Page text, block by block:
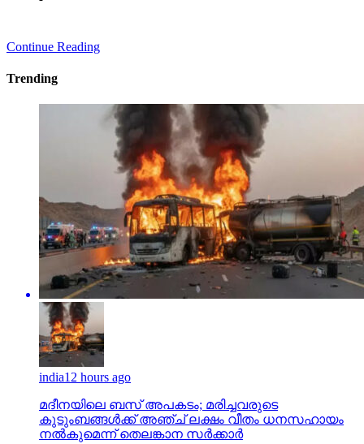
Continue Reading
Trending
india12 hours ago
മദീനയിലെ ബസ് അപകടം; മരിച്ചവരുടെ
കുടുംബങ്ങള്‍ക്ക് അഞ്ച് ലക്ഷം വീതം ധനസഹായം
നല്‍കുമെന്ന് തെലങ്കാന സര്‍ക്കാര്‍